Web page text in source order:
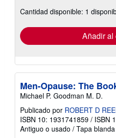
las
tarifas
envío
Cantidad disponible: 1
Añadir al
Men-Opause: The
Michael P. Goodman M. D.
Publicado por ROBERT D
ISBN 10: 1931741859 / ISBN
Antiguo o usado / Tapa blanda